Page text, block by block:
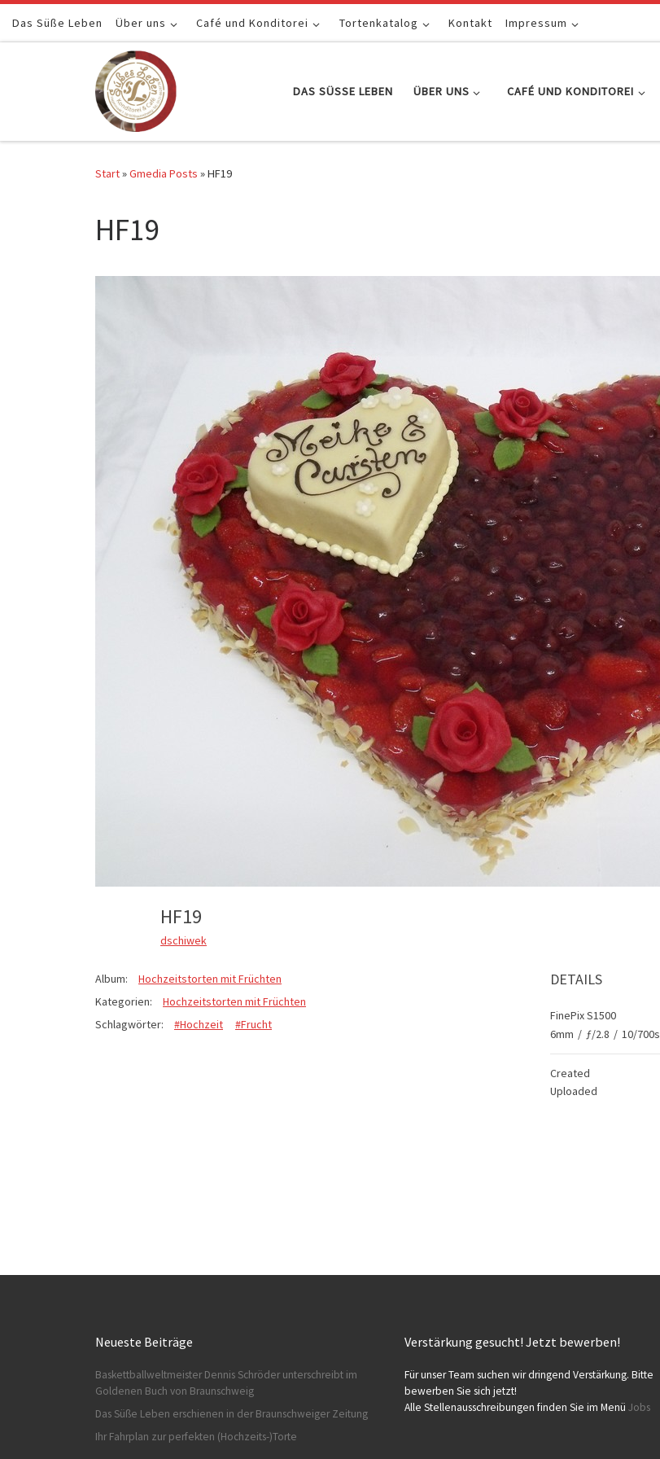
Zum Inhalt springen
Das Süße Leben Über uns Café und Konditorei Tortenkatalog Kontakt Impressum
DAS SÜSSE LEBEN ÜBER UNS CAFÉ UND KONDITOREI
Start»Gmedia Posts »HF19
HF19
HF19
dschiwek
Album:
Hochzeitstorten mit Früchten
Kategorien:
Hochzeitstorten mit Früchten
Schlagwörter:
#Hochzeit #Frucht
DETAILS
FinePix S1500
6mm / ƒ/2.8 / 10/700s
Created
Uploaded
Neueste Beiträge
Baskettballweltmeister Dennis Schröder unterschreibt im
Goldenen Buch von Braunschweig
Das Süße Leben erschienen in der Braunschweiger Zeitung
Ihr Fahrplan zur perfekten (Hochzeits-)Torte
Verstärkung gesucht! Jetzt bewerben!
Für unser Team suchen wir dringend Verstärkung. Bitte
bewerben Sie sich jetzt!
Alle Stellenausschreibungen finden Sie im Menü Jobs